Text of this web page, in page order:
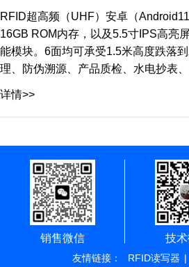
RFID超高频（UHF）安卓（
16GB ROM内存，以及5.5寸IPS高亮
能模块。6面均可承受1.5米高度跌落
理、防伪溯源、产品质检、水电抄表
详情>>
销售微信 技
友情链接： RFID读写器 |